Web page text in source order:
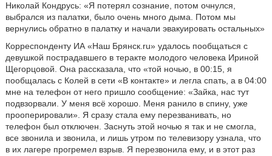
Николай Кондрусь: «Я потерял сознание, потом очнулся,
выбрался из палатки, было очень много дыма. Потом мы
вернулись обратно в палатку и начали эвакуировать остальных»
Корреспонденту ИА «Наш Брянск.ru» удалось пообщаться с
девушкой пострадавшего в теракте молодого человека Ириной
Щегорцовой. Она рассказала, что «той ночью, в 00:15, я
пообщалась с Колей в сети «В контакте» и легла спать, а в 04:00
мне на телефон от него пришло сообщение: «Зайка, нас тут
подвзорвали. У меня всё хорошо. Меня ранило в спину, уже
прооперировали». Я сразу стала ему перезванивать, но
телефон был отключен. Заснуть этой ночью я так и не смогла,
все звонила и звонила, и лишь утром по телевизору узнала, что
в их лагере прогремел взрыв. Я перезвонила ему, и в этот раз